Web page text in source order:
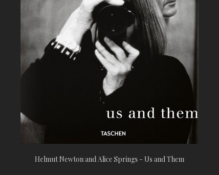
Helmut Newton and Alice Springs - Us and Them